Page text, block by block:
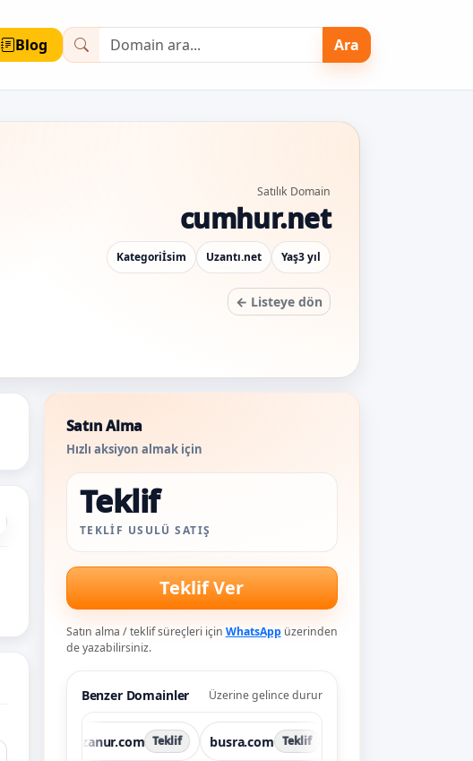
Blog Ara
Satılık Domain
cumhur.net
Kategoriİsim Uzantı.net Yaş3 yıl
← Listeye dön
Satın Alma
Hızlı aksiyon almak için
Teklif
TEKLIF USULÜ SATIŞ
Teklif Ver
Satın alma / teklif süreçleri için WhatsAppüzerinden
de yazabilirsiniz.
Benzer Domainler Üzerine gelince durur
beyzanur.com Teklif busra.com Teklif cahit.com